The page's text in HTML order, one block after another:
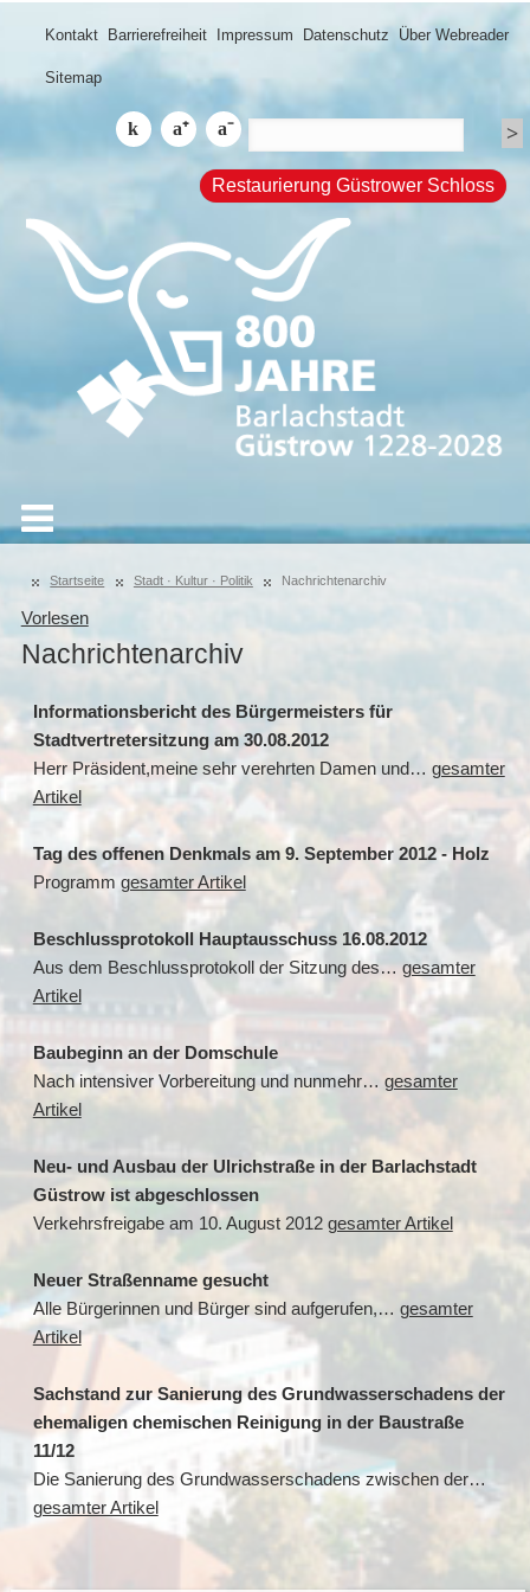
Kontakt Barrierefreiheit Impressum Datenschutz Über Webreader
Sitemap
Restaurierung Güstrower Schloss
Startseite Stadt · Kultur · Politik Nachrichtenarchiv
Vorlesen
Nachrichtenarchiv
Informationsbericht des Bürgermeisters für
Stadtvertretersitzung am 30.08.2012
Herr Präsident,meine sehr verehrten Damen und… gesamter
Artikel
Tag des offenen Denkmals am 9. September 2012 - Holz
Programm gesamter Artikel
Beschlussprotokoll Hauptausschuss 16.08.2012
Aus dem Beschlussprotokoll der Sitzung des…gesamter
Artikel
Baubeginn an der Domschule
Nach intensiver Vorbereitung und nunmehr… gesamter
Artikel
Neu- und Ausbau der Ulrichstraße in der Barlachstadt
Güstrow ist abgeschlossen
Verkehrsfreigabe am 10. August 2012 gesamter Artikel
Neuer Straßenname gesucht
Alle Bürgerinnen und Bürger sind aufgerufen,… gesamter
Artikel
Sachstand zur Sanierung des Grundwasserschadens der
ehemaligen chemischen Reinigung in der Baustraße
11/12
Die Sanierung des Grundwasserschadens zwischen der…
gesamter Artikel